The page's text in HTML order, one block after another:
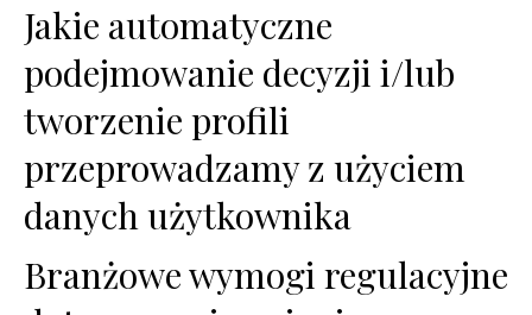
Jakie automatyczne
podejmowanie decyzji i/lub
tworzenie profili
przeprowadzamy z użyciem
danych użytkownika
Branżowe wymogi regulacyjne